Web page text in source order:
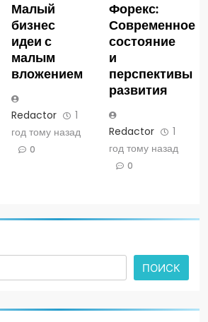
Малый
бизнес
идеи с
малым
вложением
Redactor
1
год тому назад
0
Форекс:
Современное
состояние
и
перспективы
развития
Redactor
1
год тому назад
0
ПОИСК